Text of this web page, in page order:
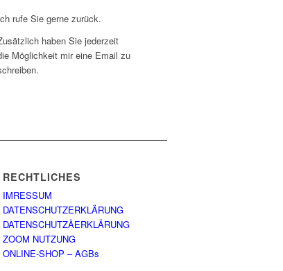
rufe Sie gerne zurück.
haben Sie jederzeit
Möglichkeit mir eine Email zu
RECHTLICHES
IMRESSUM
DATENSCHUTZERKLÄRUNG
DATENSCHUTZÄERKLÄRUNG
ZOOM NUTZUNG
ONLINE-SHOP – AGBs